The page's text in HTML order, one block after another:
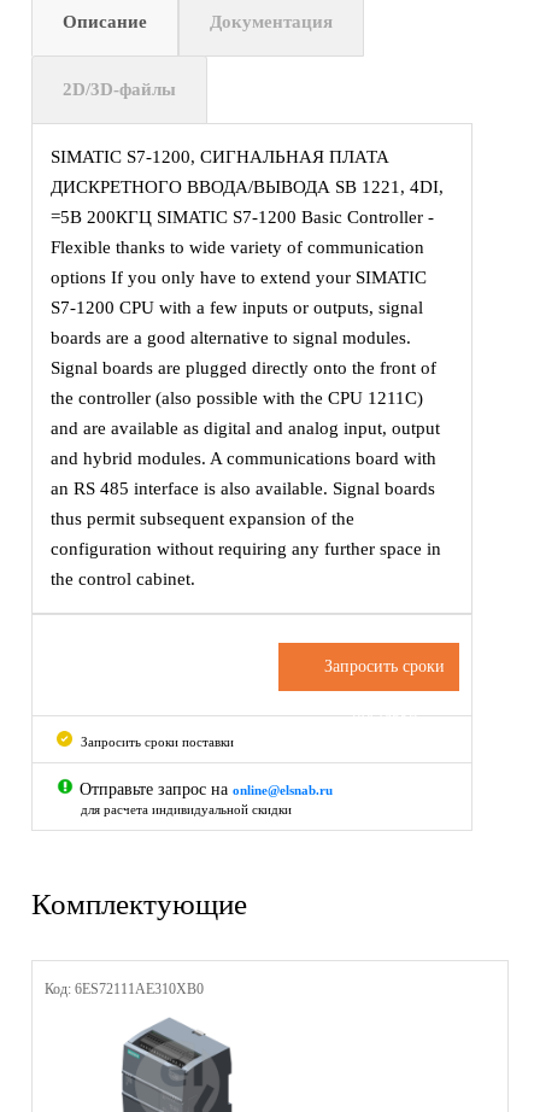
Описание Документация
2D/3D-файлы
SIMATIC S7-1200, СИГНАЛЬНАЯ ПЛАТА
ДИСКРЕТНОГО ВВОДА/ВЫВОДА SB 1221, 4DI,
=5В 200КГЦ SIMATIC S7-1200 Basic Controller -
Flexible thanks to wide variety of communication
options If you only have to extend your SIMATIC
S7-1200 CPU with a few inputs or outputs, signal
boards are a good alternative to signal modules.
Signal boards are plugged directly onto the front of
the controller (also possible with the CPU 1211C)
and are available as digital and analog input, output
and hybrid modules. A communications board with
an RS 485 interface is also available. Signal boards
thus permit subsequent expansion of the
configuration without requiring any further space in
the control cabinet.
Запросить сроки
поставки
Запросить сроки поставки
Отправьте запрос на online@elsnab.ru
для расчета индивидуальной скидки
Комплектующие
Код: 6ES72111AE310XB0